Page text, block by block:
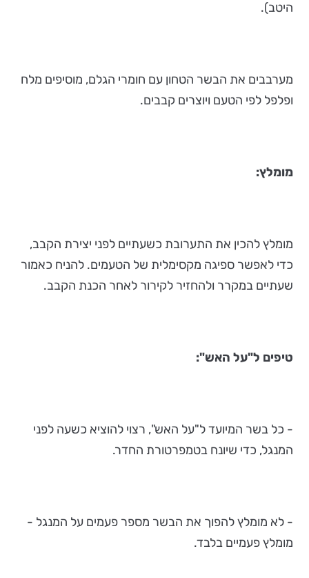
היטב).
מערבבים את הבשר הטחון עם חומרי הגלם, מוסיפים מלח
ופלפל לפי הטעם ויוצרים קבבים.
מומלץ:
מומלץ להכין את התערובת כשעתיים לפני יצירת הקבב,
כדי לאפשר ספיגה מקסימלית של הטעמים. להניח כאמור
שעתיים במקרר ולהחזיר לקירור לאחר הכנת הקבב.
טיפים ל"על האש":
- כל בשר המיועד ל"על האש", רצוי להוציא כשעה לפני
המנגל, כדי שיונח בטמפרטורת החדר.
- לא מומלץ להפוך את הבשר מספר פעמים על המנגל -
מומלץ פעמיים בלבד.